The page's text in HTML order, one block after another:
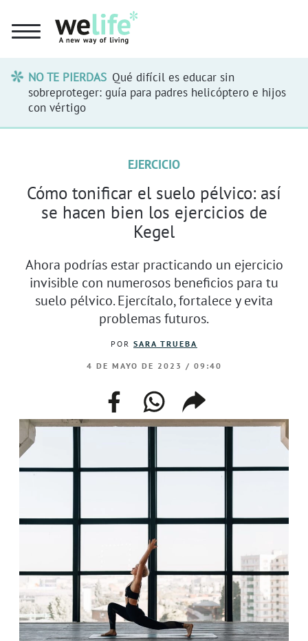
NO TE PIERDAS Qué difícil es educar sin
sobreproteger: guía para padres helicóptero e hijos
con vértigo
EJERCICIO
Cómo tonificar el suelo pélvico: así
se hacen bien los ejercicios de
Kegel
Ahora podrías estar practicando un ejercicio
invisible con numerosos beneficios para tu
suelo pélvico. Ejercítalo, fortalece y evita
problemas futuros.
POR SARA TRUEBA
4 DE MAYO DE 2023 / 09:40
facebookwhatsappcompartir
enlace